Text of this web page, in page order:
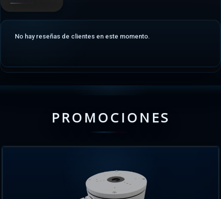
No hay reseñas de clientes en este momento.
PROMOCIONES